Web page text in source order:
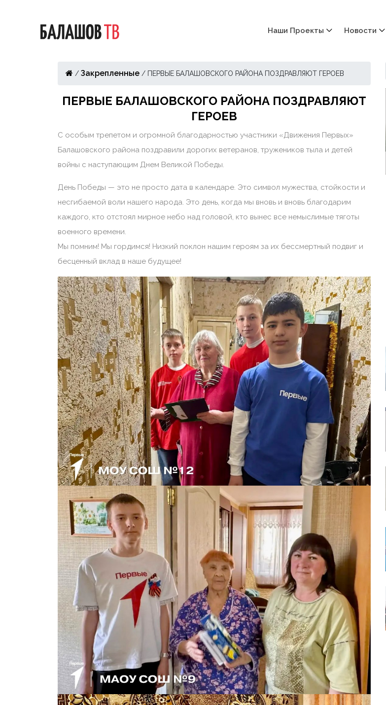
Наши Проекты Новости
/ Закрепленные / ПЕРВЫЕ БАЛАШОВСКОГО РАЙОНА ПОЗДРАВЛЯЮТ ГЕРОЕВ
ПЕРВЫЕ БАЛАШОВСКОГО РАЙОНА ПОЗДРАВЛЯЮТ
ГЕРОЕВ
С особым трепетом и огромной благодарностью участники «Движения Первых»
Балашовского района поздравили дорогих ветеранов, тружеников тыла и детей
войны с наступающим Днем Великой Победы.
День Победы — это не просто дата в календаре. Это символ мужества, стойкости и
несгибаемой воли нашего народа. Это день, когда мы вновь и вновь благодарим
каждого, кто отстоял мирное небо над головой, кто вынес все немыслимые тяготы
военного времени.
Мы помним! Мы гордимся! Низкий поклон нашим героям за их бессмертный подвиг и
бесценный вклад в наше будущее!